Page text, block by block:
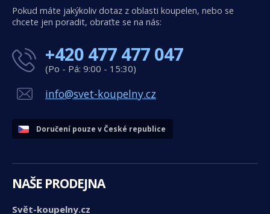
Pokud máte jakýkoliv dotaz z oblasti koupelen, nebo se
chcete jen poradit, obraťte se na nás:
+420 477 477 047
(Po - Pá: 9:00 - 15:30)
info@svet-koupelny.cz
Doručení pouze v České republice
NAŠE PRODEJNA
Svět-koupelny.cz